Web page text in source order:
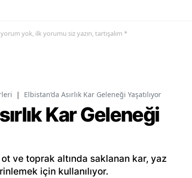
yok, ilk yorumu siz yazın, tartışalım *
| Elbistan’da Asırlık Kar Geleneği Yaşatılıyor
Kar Geleneği
ot ve toprak altında saklanan kar, yaz
için kullanılıyor.